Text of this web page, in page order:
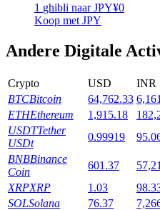
Hoog rendement en directe
Launchpool
Flexibel staken om
1 ghibli naar JPY¥0
Koop met JPY
Andere Digitale
Crypto USD INR
BTCBitcoin 64,762.33
ETHEthereum 1,915.18
USDTTether
USDt
0.99919
BNBBinance
Coin
601.37
XRPXRP 1.03
SOLSolana 76.37